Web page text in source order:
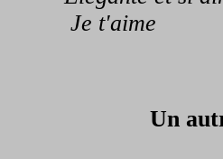
Je t'aime
Un